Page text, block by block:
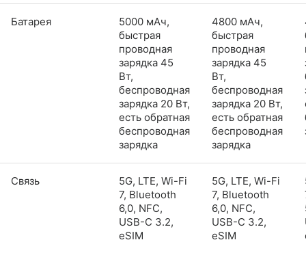
Батарея
5000 мАч,
быстрая
проводная
зарядка 45
Вт,
беспроводная
зарядка 20 Вт,
есть обратная
беспроводная
зарядка
4800 мАч,
быстрая
проводная
зарядка 45
Вт,
беспроводная
зарядка 20 Вт,
есть обратная
беспроводная
зарядка
Связь
5G, LTE, Wi-Fi
7, Bluetooth
6,0, NFC,
USB-C 3.2,
eSIM
5G, LTE, Wi-Fi
7, Bluetooth
6,0, NFC,
USB-C 3.2,
eSIM